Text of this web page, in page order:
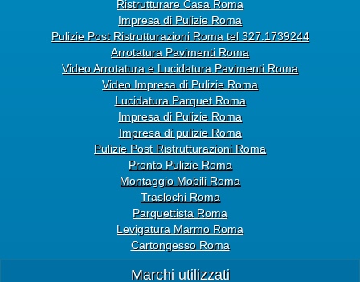
Ristrutturare Casa Roma
Impresa di Pulizie Roma
Pulizie Post Ristrutturazioni Roma tel 327.1739244
Arrotatura Pavimenti Roma
Video Arrotatura e Lucidatura Pavimenti Roma
Video Impresa di Pulizie Roma
Lucidatura Parquet Roma
Impresa di Pulizie Roma
Impresa di pulizie Roma
Pulizie Post Ristrutturazioni Roma
Pronto Pulizie Roma
Montaggio Mobili Roma
Traslochi Roma
Parquettista Roma
Levigatura Marmo Roma
Cartongesso Roma
Marchi utilizzati